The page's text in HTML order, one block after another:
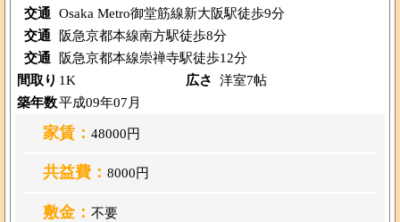
交通 Osaka Metro御堂筋線新大阪駅徒歩9分
交通
阪急京都本線南方駅徒歩8分
交通
阪急京都本線崇禅寺駅徒歩12分
間取り 1K 広さ 洋室7帖
築年数平成09年07月
家賃： 48000円
共益費： 8000円
敷金： 不要